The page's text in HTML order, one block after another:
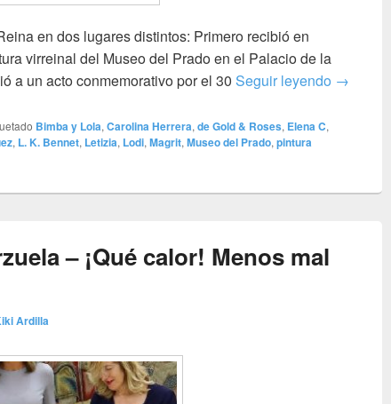
en dos lugares distintos: Primero recibió en
virreinal del Museo del Prado en el Palacio de la
a un acto conmemorativo por el 30 Seguir leyendo Invierno
→
Bimba y Lola, Carolina Herrera, de Gold & Roses, Elena C,
, L. K. Bennet, Letizia, Lodi, Magrit, Museo del Prado, pintura
– ¡Qué calor! Menos mal
Ardilla